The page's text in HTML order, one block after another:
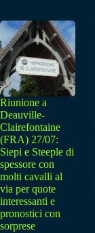
Riunione a
Deauville-
Clairefontaine
(FRA) 27/07:
Siepi e Steeple di
spessore con
molti cavalli al
via per quote
interessanti e
pronostici con
sorprese